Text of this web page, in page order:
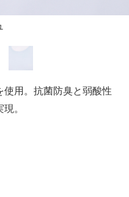
用。抗菌防臭と弱酸性
。